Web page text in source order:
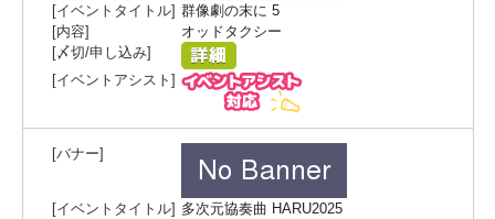
群像劇の末に 5
オッドタクシー
多次元協奏曲 HARU2025